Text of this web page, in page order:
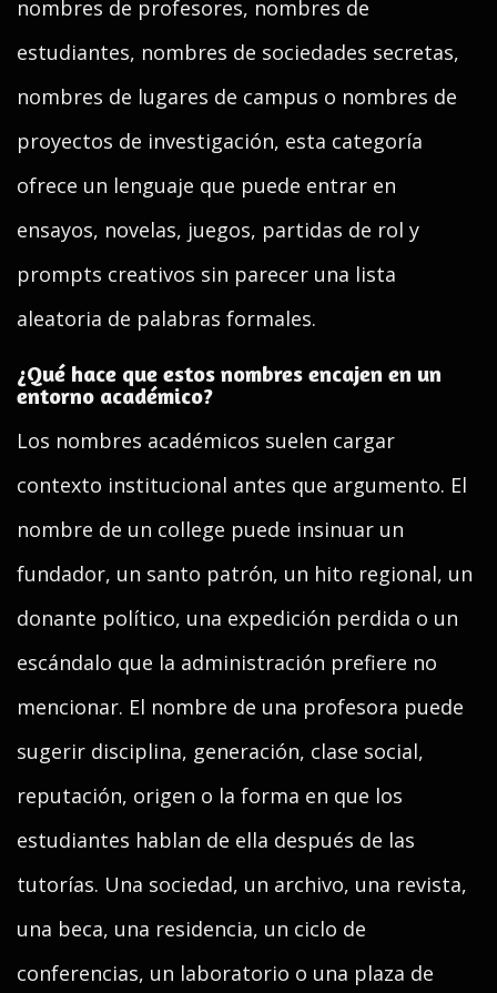
nombres de profesores, nombres de
estudiantes, nombres de sociedades secretas,
nombres de lugares de campus o nombres de
proyectos de investigación, esta categoría
ofrece un lenguaje que puede entrar en
ensayos, novelas, juegos, partidas de rol y
prompts creativos sin parecer una lista
aleatoria de palabras formales.
¿Qué hace que estos nombres encajen en un
entorno académico?
Los nombres académicos suelen cargar
contexto institucional antes que argumento. El
nombre de un college puede insinuar un
fundador, un santo patrón, un hito regional, un
donante político, una expedición perdida o un
escándalo que la administración prefiere no
mencionar. El nombre de una profesora puede
sugerir disciplina, generación, clase social,
reputación, origen o la forma en que los
estudiantes hablan de ella después de las
tutorías. Una sociedad, un archivo, una revista,
una beca, una residencia, un ciclo de
conferencias, un laboratorio o una plaza de